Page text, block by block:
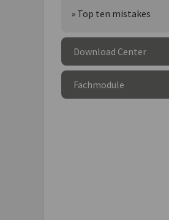
» Top ten mistakes
Download Center
Fachmodule